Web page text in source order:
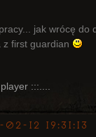
jak wrócę do
z first guardian
:::....
12 19:31:13